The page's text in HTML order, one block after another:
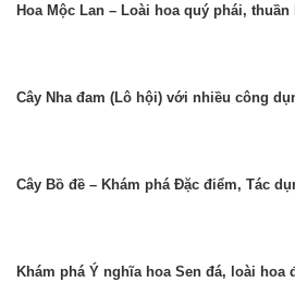
Hoa Mộc Lan – Loài hoa quý phái, thuần
Cây Nha đam (Lô hội) với nhiều công
Cây Bồ đề – Khám phá Đặc điểm, Tác
Khám phá Ý nghĩa hoa Sen đá, loài hoa